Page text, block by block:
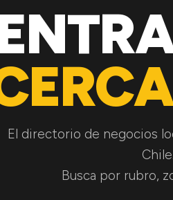
El directorio de negocios
Chile.
Busca por rubro,